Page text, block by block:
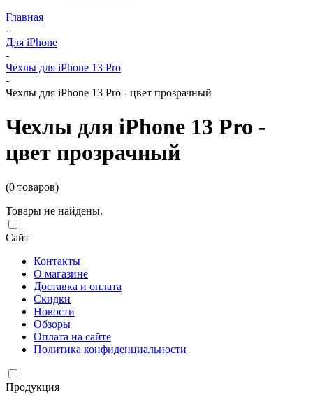
Главная
-
Для iPhone
-
Чехлы для iPhone 13 Pro
-
Чехлы для iPhone 13 Pro - цвет прозрачный
Чехлы для iPhone 13 Pro -
цвет прозрачный
(0 товаров)
Товары не найдены.
Сайт
Контакты
О магазине
Доставка и оплата
Скидки
Новости
Обзоры
Оплата на сайте
Политика конфиденциальности
Продукция